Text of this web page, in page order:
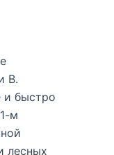
В.
и быстро
м
лесных